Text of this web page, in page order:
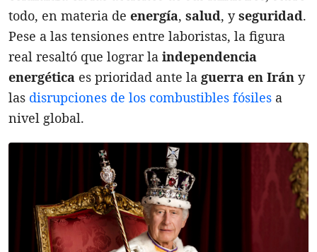
todo, en materia de energía, salud, yseguridad.
Pese a las tensiones entre laboristas, la figura
real resaltó que lograr la independencia
energética es prioridad ante la guerra en Irán y
las disrupciones de los combustibles fósiles a
nivel global.